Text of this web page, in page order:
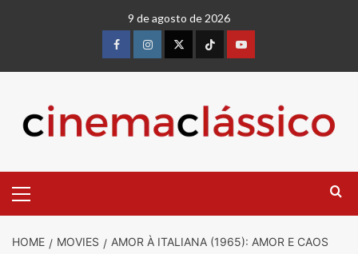
9 de agosto de 2026
HOME MOVIES
AMOR À ITALIANA (1965): AMOR E CAOS